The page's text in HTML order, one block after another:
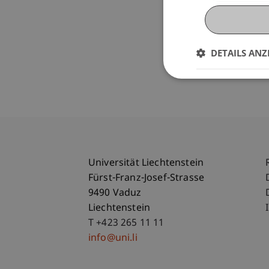
Universität Liechtenstein
Fürst-Franz-Josef-Strasse
9490 Vaduz
Liechtenstein
T +423 265 11 11
info@uni.li
DETAILS